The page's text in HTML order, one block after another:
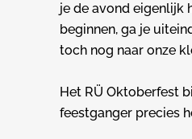
je de avond eigenlijk
beginnen, ga je
toch nog naar onze
Het RÜ Oktoberfest
feestganger precies